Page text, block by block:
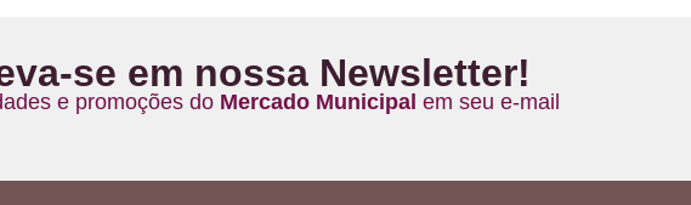
se em nossa Newsletter!
e promoções do Mercado Municipal em seu e-mail